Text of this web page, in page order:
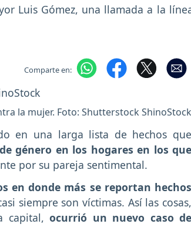
Luis Gómez, una llamada a la
Comparte en:
la mujer. Foto: Shutterstock ShinoStock
en una larga lista de hechos que
género en los hogares en los
por su pareja sentimental.
en donde más se reportan hechos
siempre son víctimas. Así las cosas,
capital,ocurrió un nuevo caso de